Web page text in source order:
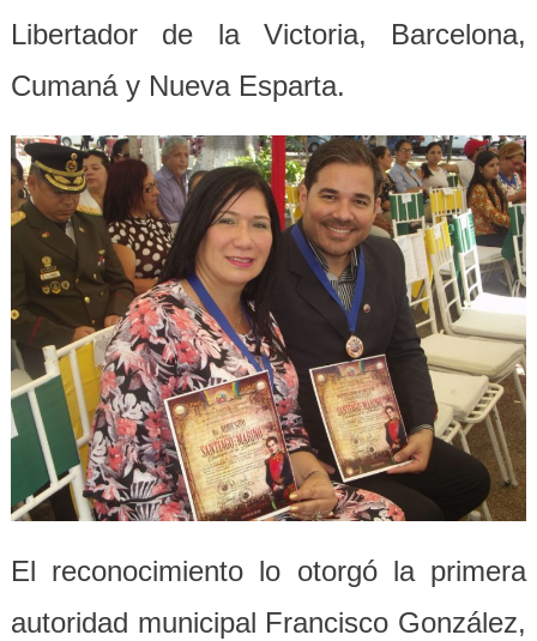
Libertador de la Victoria, Barcelona,
Cumaná y Nueva Esparta.
El reconocimiento lo otorgó la primera
autoridad municipal Francisco González,